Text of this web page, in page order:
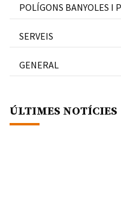
POLÍGONS BANYOLES I
SERVEIS
GENERAL
ÚLTIMES NOTÍCIES